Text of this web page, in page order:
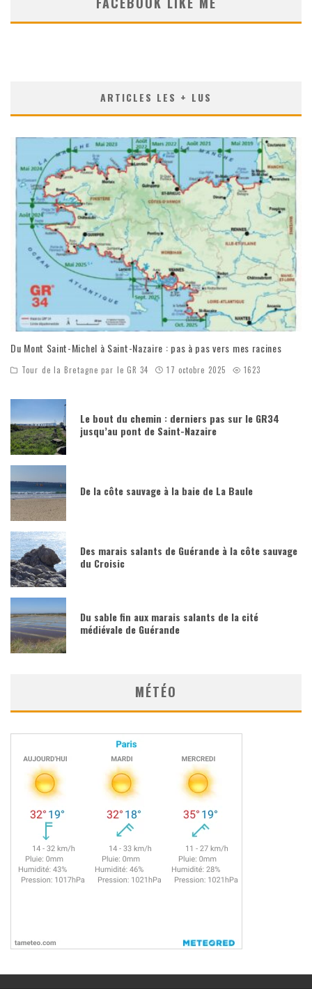
ARTICLES LES + LUS
Du Mont Saint-Michel à Saint-Nazaire : pas à pas vers mes racines
Tour de la Bretagne par le GR 34 17 octobre 2025 1623
Le bout du chemin : derniers pas sur le GR34
jusqu’au pont de Saint-Nazaire
De la côte sauvage à la baie de La Baule
Des marais salants de Guérande à la côte sauvage
du Croisic
Du sable fin aux marais salants de la cité
médiévale de Guérande
MÉTÉO